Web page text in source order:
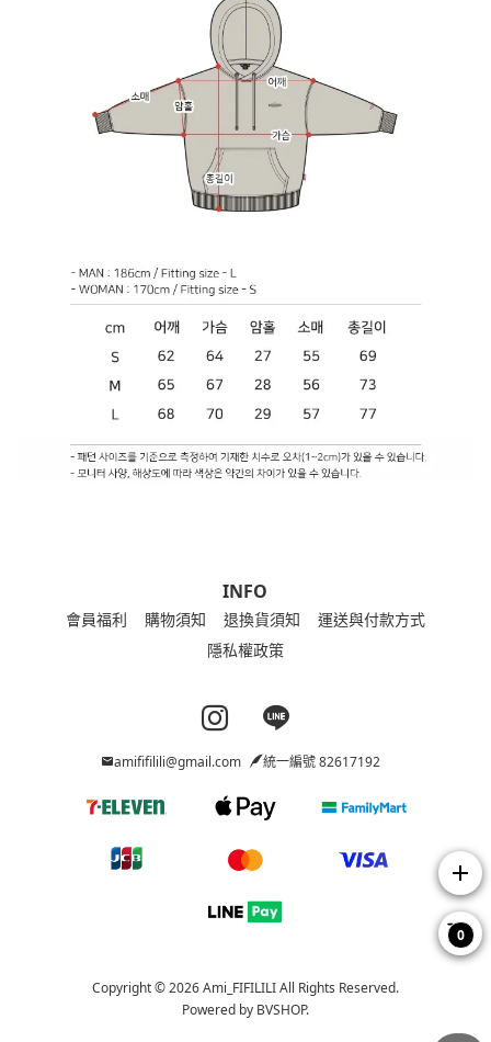
INFO
會員福利 購物須知 退換貨須知
運送與付款方式
隱私權政策
Instagram page
Line page
amififilili@gmail.com 統一編號 82617192
Copyright © 2026 Ami_FIFILILI All Rights Reserved.
Powered by BVSHOP.
add
0